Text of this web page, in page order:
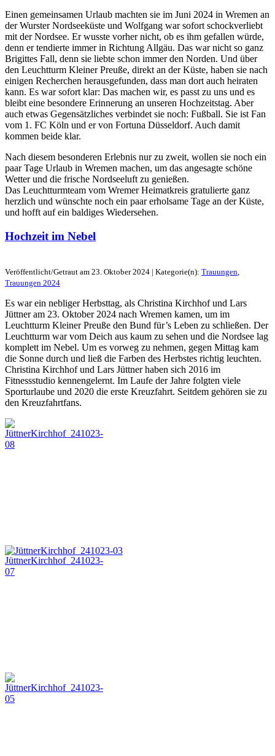
Einen gemeinsamen Urlaub machten sie im Juni 2024 in Wremen an
der Wurster Nordseeküste und Wolfgang war sofort schockverliebt
mit der Nordsee. Er wusste vorher nicht, ob es ihm gefallen würde,
denn er tendierte immer in Richtung Allgäu. Das war nicht so ganz
Brigittes Fall, denn sie liebte schon immer den Norden. Und über
den Leuchtturm Kleiner Preuße, direkt an der Küste, haben sie nach
einigen Recherchen herausgefunden, dass man dort auch heiraten
kann. Es war sofort klar: Das machen wir, es passt zu uns und es
bleibt eine besondere Erinnerung an unseren Hochzeitstag. Aber
auch etwas Gegensätzliches verbindet sie noch: Fußball. Sie ist Fan
vom 1. FC Köln und er von Fortuna Düsseldorf. Auch damit
kommen beide klar.
Nach diesem besonderen Erlebnis nur zu zweit, wollen sie noch ein
paar Tage Urlaub in Wremen machen, um das angesagte schöne
Wetter und die frische Nordseeluft zu genießen.
Das Leuchtturmteam vom Wremer Heimatkreis gratulierte ganz
herzlich und wünschte noch ein paar erholsame Tage an der Küste,
und hofft auf ein baldiges Wiedersehen.
Hochzeit im Nebel
Veröffentlicht/Getraut am 23. Oktober 2024 | Kategorie(n): Trauungen
Trauungen 2024
Es war ein nebliger Herbsttag, als Christina Kirchhof und Lars
Jüttner am 23. Oktober 2024 nach Wremen kamen, um im
Leuchtturm Kleiner Preuße den Bund für’s Leben zu schließen. Der
Leuchtturm war vom Deich aus kaum zu sehen und die Nordsee lag
komplett im Nebel. Um es vorweg zu nehmen, gegen Mittag kam
die Sonne durch und ließ die Farben des Herbstes richtig leuchten.
Christina Kirchhof und Lars Jüttner haben sich 2016 im
Fitnessstudio kennengelernt. Im Laufe der Jahre folgten viele
Sporturlaube und 2020 die erste Kreuzfahrt. Seitdem gehören sie zu
den Kreuzfahrtfans.